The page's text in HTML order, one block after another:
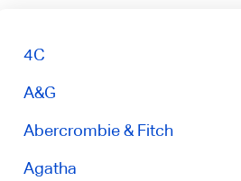
4С
A&G
Abercrombie & Fitch
Agatha